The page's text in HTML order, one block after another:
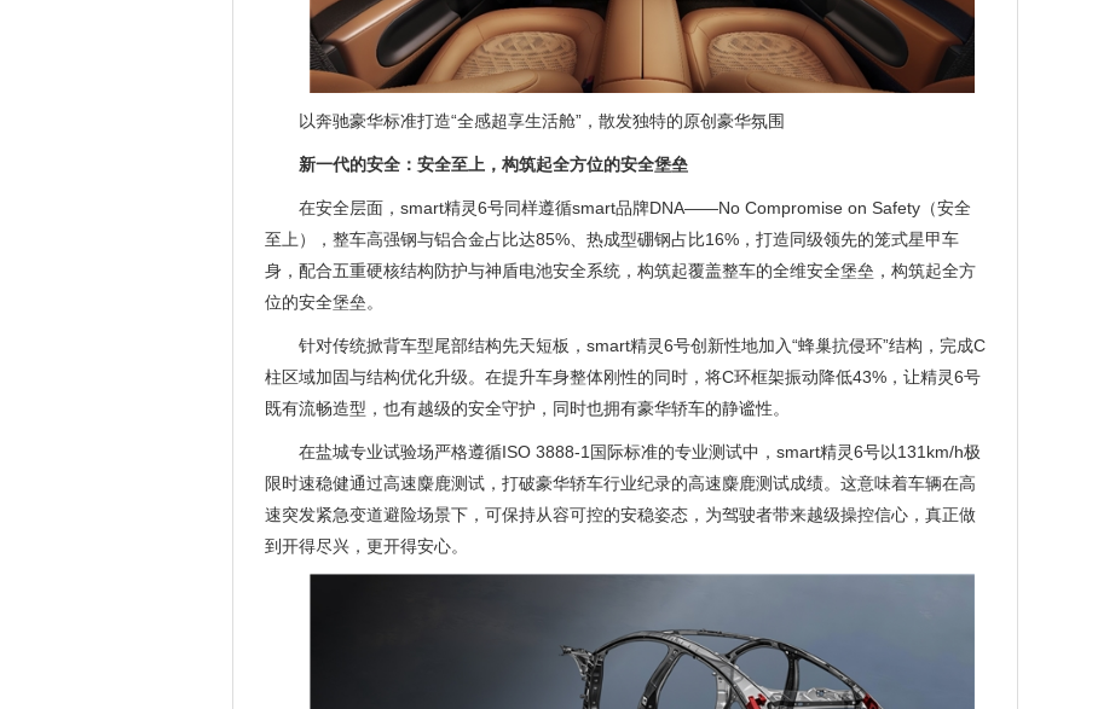
以奔驰豪华标准打造“全感超享生活舱”，散发独特的原创豪华氛围
新一代的安全：安全至上，构筑起全方位的安全堡垒
在安全层面，smart精灵6号同样遵循smart品牌DNA——No Compromise on Safety（安全
至上），整车高强钢与铝合金占比达85%、热成型硼钢占比16%，打造同级领先的笼式星甲车
身，配合五重硬核结构防护与神盾电池安全系统，构筑起覆盖整车的全维安全堡垒，构筑起全方
位的安全堡垒。
针对传统掀背车型尾部结构先天短板，smart精灵6号创新性地加入“蜂巢抗侵环”结构，完成C
柱区域加固与结构优化升级。在提升车身整体刚性的同时，将C环框架振动降低43%，让精灵6号
既有流畅造型，也有越级的安全守护，同时也拥有豪华轿车的静谧性。
在盐城专业试验场严格遵循ISO 3888-1国际标准的专业测试中，smart精灵6号以131km/h极
限时速稳健通过高速麋鹿测试，打破豪华轿车行业纪录的高速麋鹿测试成绩。这意味着车辆在高
速突发紧急变道避险场景下，可保持从容可控的安稳姿态，为驾驶者带来越级操控信心，真正做
到开得尽兴，更开得安心。